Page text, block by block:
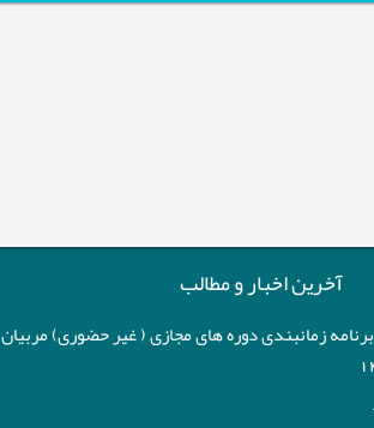
آخرین اخبار و مطالب
اطلاعیه شماره 23-05 برنامه زمانبندی دوره های مجازی ( غیر حضوری) مربیان